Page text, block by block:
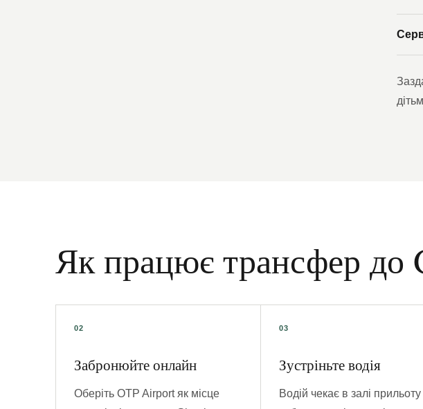
Як працює трансфер до
Забронюйте онлайн
Оберіть OTP Airport як місце
Зустріньте водія
Водій чекає в залі прильоту